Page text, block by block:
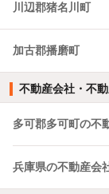
川辺郡猪名川町
加古郡播磨町
不動産会社・不
多可郡多可町の不
兵庫県の不動産会